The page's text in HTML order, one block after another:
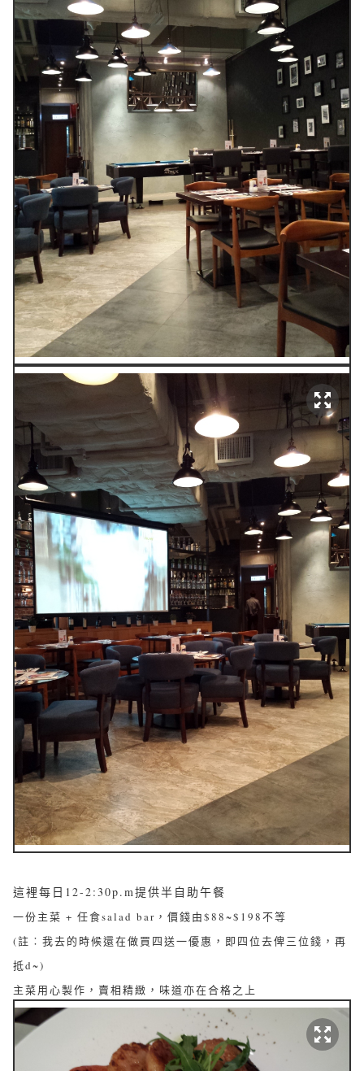
這裡每日12-2:30p.m提供半自助午餐
一份主菜 + 任食salad bar，價錢由$88~$198不等
(註︰我去的時候還在做買四送一優惠，即四位去俾三位錢，再
抵d~)
主菜用心製作，賣相精緻，味道亦在合格之上